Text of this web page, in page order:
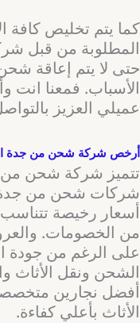
كما يتم تخليص كافة
المطلوبة من قبل
حتى لا يتم إعاقة
الأسباب. فمعنا انت
عميلي العزيز
أرخص شركة شحن من جدة
تتميز شركة شحن من
شركات شحن من جدة
أسعار رخيصة تتناسب
من الخصومات.
على الرغم من جودة
الشحن ونقل الأثاث
أفضل نجارين
الأثاث بأعلي كفاءة.